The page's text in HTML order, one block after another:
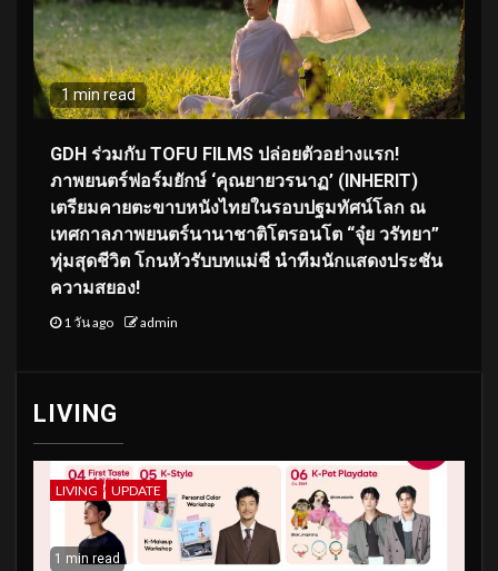
1 min read
GDH ร่วมกับ TOFU FILMS ปล่อยตัวอย่างแรก!
ภาพยนตร์ฟอร์มยักษ์ ‘คุณยายวรนาฏ’ (INHERIT)
เตรียมคายตะขาบหนังไทยในรอบปฐมทัศน์โลก ณ
เทศกาลภาพยนตร์นานาชาติโตรอนโต “จุ๋ย วรัทยา”
ทุ่มสุดชีวิต โกนหัวรับบทแม่ชี นำทีมนักแสดงประชัน
ความสยอง!
1 วัน ago admin
LIVING
LIVING UPDATE
1 min read